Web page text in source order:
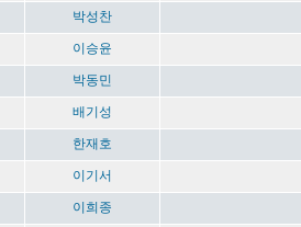
박성찬
이승윤
박동민
배기성
한재호
이기서
이희종